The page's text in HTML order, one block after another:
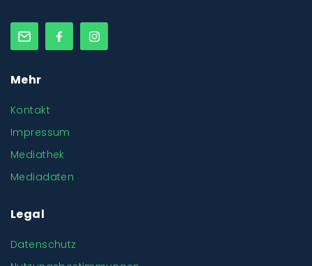
Mehr
Kontakt
Impressum
Mediathek
Mediadaten
Legal
Datenschutz